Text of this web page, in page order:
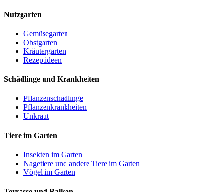
Nutzgarten
Gemüsegarten
Obstgarten
Kräutergarten
Rezeptideen
Schädlinge und Krankheiten
Pflanzenschädlinge
Pflanzenkrankheiten
Unkraut
Tiere im Garten
Insekten im Garten
Nagetiere und andere Tiere im Garten
Vögel im Garten